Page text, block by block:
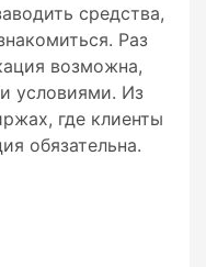
средства,
Раз
возможна,
условиями. Из
где клиенты
обязательна.